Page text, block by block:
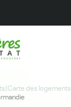
|Carte des logements